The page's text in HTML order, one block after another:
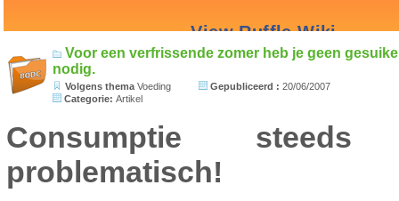
Voor een verfrissende zomer heb je geen
nodig.
Volgens thema Voeding Gepubliceerd : 20/06/2007
Categorie: Artikel
Consumptie steeds
problematisch!